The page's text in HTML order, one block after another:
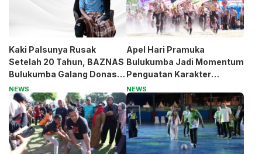
Kaki Palsunya Rusak
Setelah 20 Tahun, BAZNAS
Bulukumba Galang Donasi
untuk Pak Pardi
NEWS
Apel Hari Pramuka
Bulukumba Jadi Momentum
Penguatan Karakter
Generasi Muda
NEWS